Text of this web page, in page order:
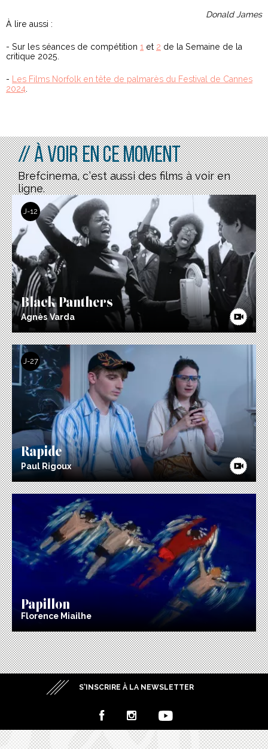
Donald James
À lire aussi :
- Sur les séances de compétition 1 et 2 de la Semaine de la
critique 2025.
- Les Films Norfolk en tête de palmarès du Festival de Cannes
2024.
// À voir en ce moment
Brefcinema, c’est aussi des films à voir en
ligne.
J-12
Black Panthers
Agnès Varda
J-27
Rapide
Paul Rigoux
Papillon
Florence Miailhe
S’INSCRIRE À LA NEWSLETTER